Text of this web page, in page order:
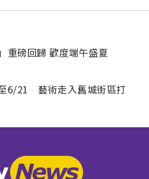
重磅回歸 歡度端午盛夏
6/21 藝術走入舊城街區打